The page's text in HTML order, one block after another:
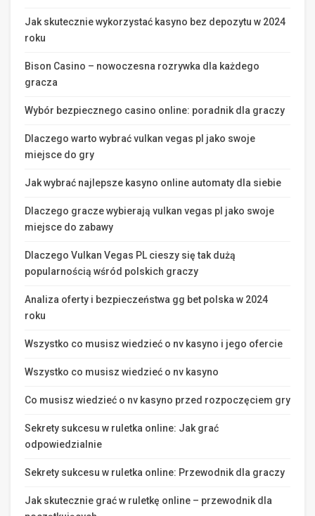
Jak skutecznie wykorzystać kasyno bez depozytu w 2024
roku
Bison Casino – nowoczesna rozrywka dla każdego
gracza
Wybór bezpiecznego casino online: poradnik dla graczy
Dlaczego warto wybrać vulkan vegas pl jako swoje
miejsce do gry
Jak wybrać najlepsze kasyno online automaty dla siebie
Dlaczego gracze wybierają vulkan vegas pl jako swoje
miejsce do zabawy
Dlaczego Vulkan Vegas PL cieszy się tak dużą
popularnością wśród polskich graczy
Analiza oferty i bezpieczeństwa gg bet polska w 2024
roku
Wszystko co musisz wiedzieć o nv kasyno i jego ofercie
Wszystko co musisz wiedzieć o nv kasyno
Co musisz wiedzieć o nv kasyno przed rozpoczęciem gry
Sekrety sukcesu w ruletka online: Jak grać
odpowiedzialnie
Sekrety sukcesu w ruletka online: Przewodnik dla graczy
Jak skutecznie grać w ruletkę online – przewodnik dla